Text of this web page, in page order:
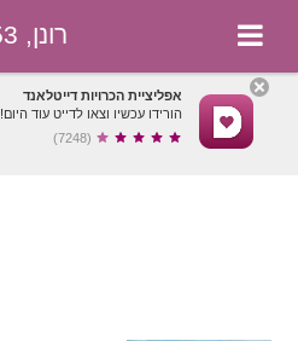
רונן, 53
אפליציית הכרויות דייטלאנד
הורידו עכשיו וצאו לדייט עוד היום!
(7248)